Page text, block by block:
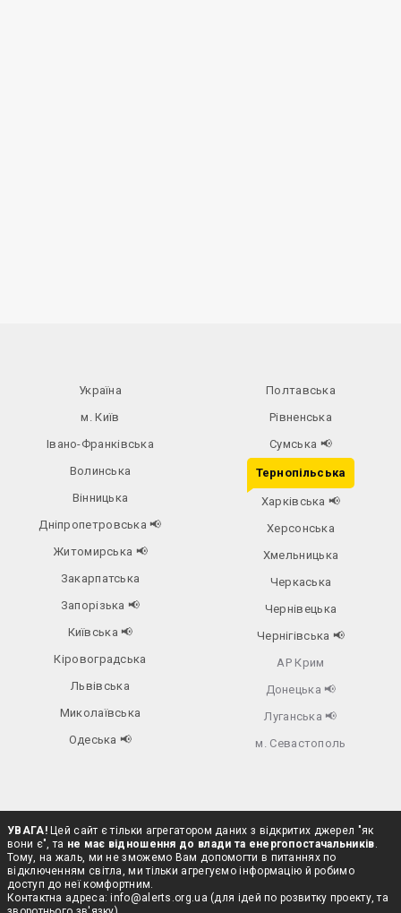
Україна
м. Київ
Івано-Франківська
Волинська
Вінницька
Дніпропетровська📢
Житомирська 📢
Закарпатська
Запорізька 📢
Київська📢
Кіровоградська
Львівська
Миколаївська
Одеська📢
Полтавська
Рівненська
Сумська 📢
Тернопільська
Харківська 📢
Херсонська
Хмельницька
Черкаська
Чернівецька
Чернігівська 📢
АР Крим
Донецька 📢
Луганська 📢
м. Севастополь
УВАГА!Цей сайт є тільки агрегатором даних з відкритих джерел "як
вони є", та не має відношення до влади та енергопостачальників.
Тому, на жаль, ми не зможемо Вам допомогти в питаннях по
відключенням світла, ми тільки агрегуємо інформацію й робимо
доступ до неї комфортним.
Контактна адреса:info@alerts.org.ua (для ідей по розвитку проекту, та